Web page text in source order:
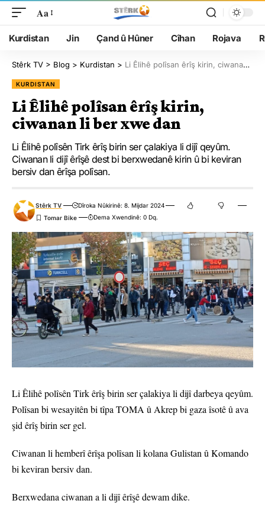
Aa
Kurdistan Jin Çand û Hûner Cîhan Rojava
Stêrk TV > Blog > Kurdistan > Li Êlihê polîsan êrîş kirin, ciwanan li ber xwe dan
KURDISTAN
Li Êlihê polîsan êrîş kirin,
ciwanan li ber xwe dan
Li Êlihê polîsên Tirk êrîş birin ser çalakiya li dijî qeyûm.
Ciwanan li dijî êrîşê dest bi berxwedanê kirin û bi keviran
bersiv dan êrîşa polîsan.
Stêrk TV
Dîroka Nûkirinê: 8. Mijdar 2024
Dema Xwendinê: 0 Dq.
Li Êlihê polîsên Tirk êrîş birin ser çalakiya li dijî darbeya qeyûm.
Polîsan bi wesayitên bi tîpa TOMA û Akrep bi gaza îsotê û ava
şid êrîş birin ser gel.
Ciwanan li hemberî êrîşa polîsan li kolana Gulistan û Komando
bi keviran bersiv dan.
Berxwedana ciwanan a li dijî êrîşê dewam dike.